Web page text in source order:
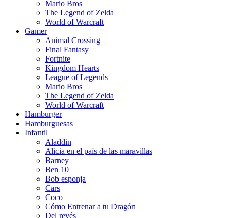
Mario Bros
The Legend of Zelda
World of Warcraft
Gamer
Animal Crossing
Final Fantasy
Fortnite
Kingdom Hearts
League of Legends
Mario Bros
The Legend of Zelda
World of Warcraft
Hamburger
Hamburguesas
Infantil
Aladdin
Alicia en el país de las maravillas
Barney
Ben 10
Bob esponja
Cars
Coco
Cómo Entrenar a tu Dragón
Del revés